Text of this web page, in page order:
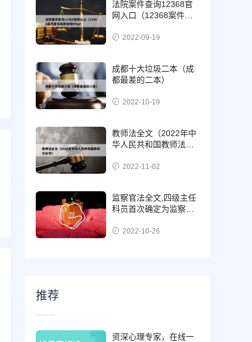
法院案件查询12368官
网入口（12368案件查
2022-09-19
成都十大垃圾二本（成
都最差的二本）
2022-10-19
教师法全文（2022年中
华人民共和国教师法全
2022-11-02
监察官法全文,四级主任
科员首次确定为监察
级?2022-10-26
推荐
资深心理专家，在线一